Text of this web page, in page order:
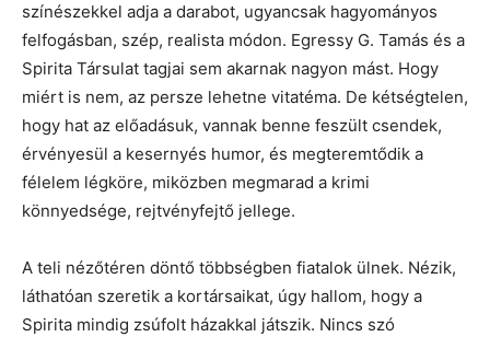
színészekkel adja a darabot, ugyancsak hagyományos
felfogásban, szép, realista módon. Egressy G. Tamás és a
Spirita Társulat tagjai sem akarnak nagyon mást. Hogy
miért is nem, az persze lehetne vitatéma. De kétségtelen,
hogy hat az előadásuk, vannak benne feszült csendek,
érvényesül a kesernyés humor, és megteremtődik a
félelem légköre, miközben megmarad a krimi
könnyedsége, rejtvényfejtő jellege.
A teli nézőtéren döntő többségben fiatalok ülnek. Nézik,
láthatóan szeretik a kortársaikat, úgy hallom, hogy a
Spirita mindig zsúfolt házakkal játszik. Nincs szó